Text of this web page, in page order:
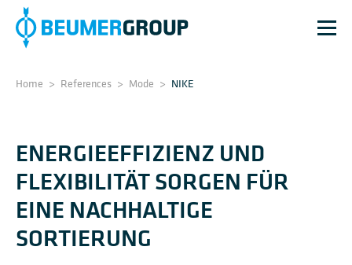
Home > References > Mode > NIKE
ENERGIEEFFIZIENZ UND
FLEXIBILITÄT SORGEN FÜR
EINE NACHHALTIGE
SORTIERUNG